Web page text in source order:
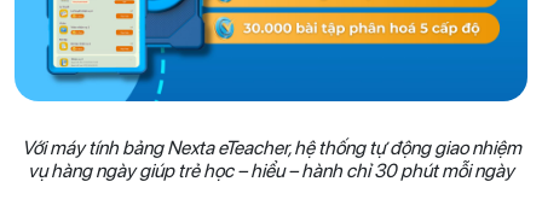
Với máy tính bảng Nexta eTeacher, hệ thống tự động giao nhiệm
vụ hàng ngày giúp trẻ học – hiểu – hành chỉ 30 phút mỗi ngày